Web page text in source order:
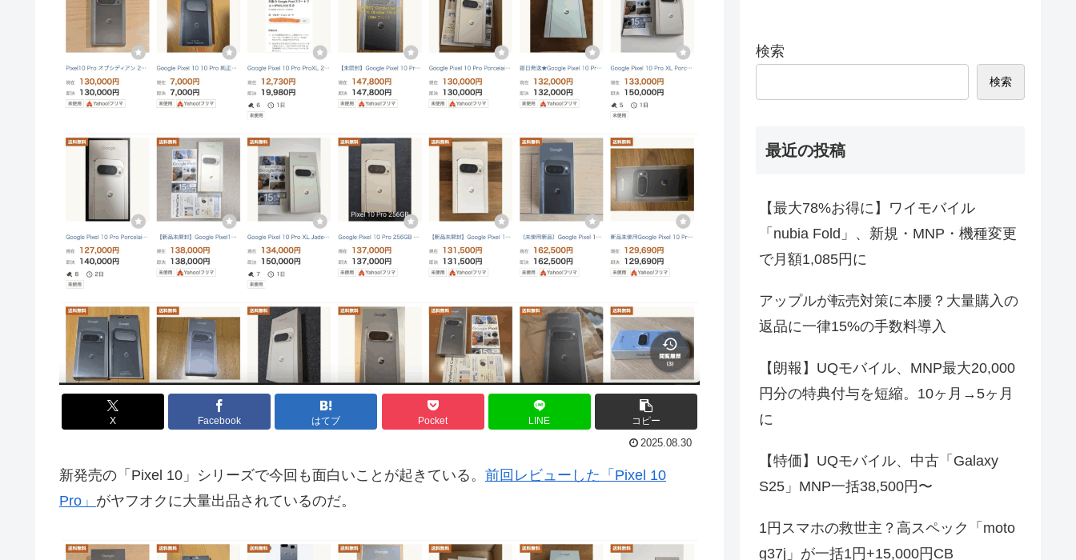
X Facebook はてブ Pocket LINE コピー
2025.08.30
新発売の「Pixel 10」シリーズで今回も面白いことが起きている。 前回レビューした「Pixel 10
Pro」 がヤフオクに大量出品されているのだ。
検索
検索
最近の投稿
【最大78%お得に】ワイモバイル
「nubia Fold」、新規・MNP・機種変更
で月額1,085円に
アップルが転売対策に本腰？大量購入の
返品に一律15%の手数料導入
【朗報】UQモバイル、MNP最大20,000
円分の特典付与を短縮。10ヶ月→5ヶ月
に
【特価】UQモバイル、中古「Galaxy
S25」MNP一括38,500円〜
1円スマホの救世主？高スペック「moto
g37j」が一括1円+15,000円CB